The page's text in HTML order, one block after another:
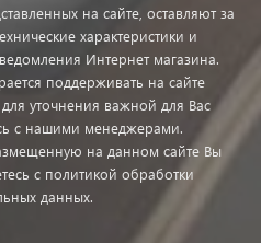
на сайте, оставляют за
характеристики и
Интернет магазина.
поддерживать на сайте
уточнения важной для Вас
с нашими менеджерами.
на данном сайте Вы
с политикой обработки
данных.